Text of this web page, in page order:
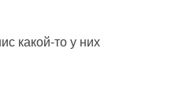
какой-то у них